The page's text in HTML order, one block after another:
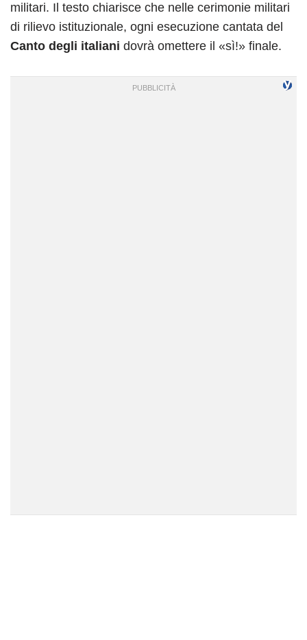
militari. Il testo chiarisce che nelle cerimonie militari
di rilievo istituzionale, ogni esecuzione cantata del
Canto degli italiani dovrà omettere il «sì!» finale.